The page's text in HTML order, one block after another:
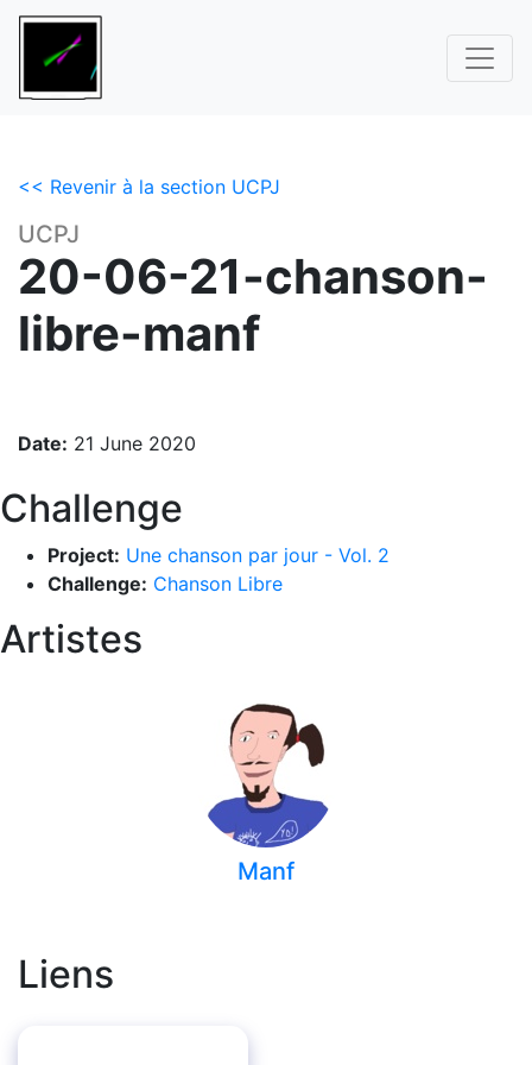
<< Revenir à la section UCPJ
UCPJ
20-06-21-chanson-
libre-manf
Date: 21 June 2020
Challenge
Project: Une chanson par jour - Vol. 2
Challenge: Chanson Libre
Artistes
Manf
Liens